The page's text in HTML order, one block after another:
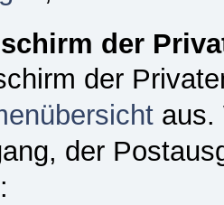
der
der
aus.
der